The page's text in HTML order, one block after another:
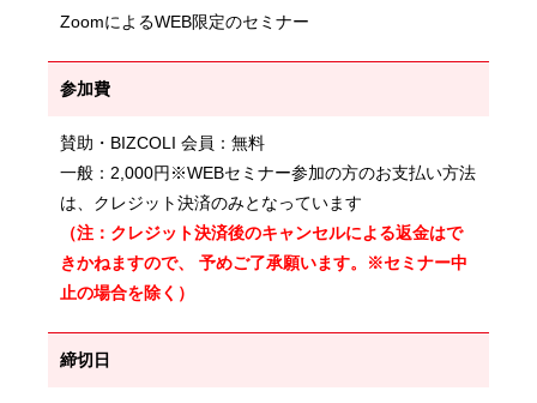
ZoomによるWEB限定のセミナー
参加費
賛助・BIZCOLI 会員：無料
一般：2,000円※WEBセミナー参加の方のお支払い方法
は、クレジット決済のみとなっています
（注：クレジット決済後のキャンセルによる返金はで
きかねますので、 予めご了承願います。※セミナー中
止の場合を除く）
締切日